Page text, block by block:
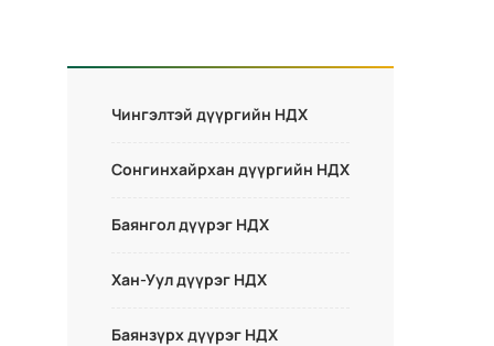
Чингэлтэй дүүргийн НДХ
Сонгинхайрхан дүүргийн НДХ
Баянгол дүүрэг НДХ
Хан-Уул дүүрэг НДХ
Баянзүрх дүүрэг НДХ